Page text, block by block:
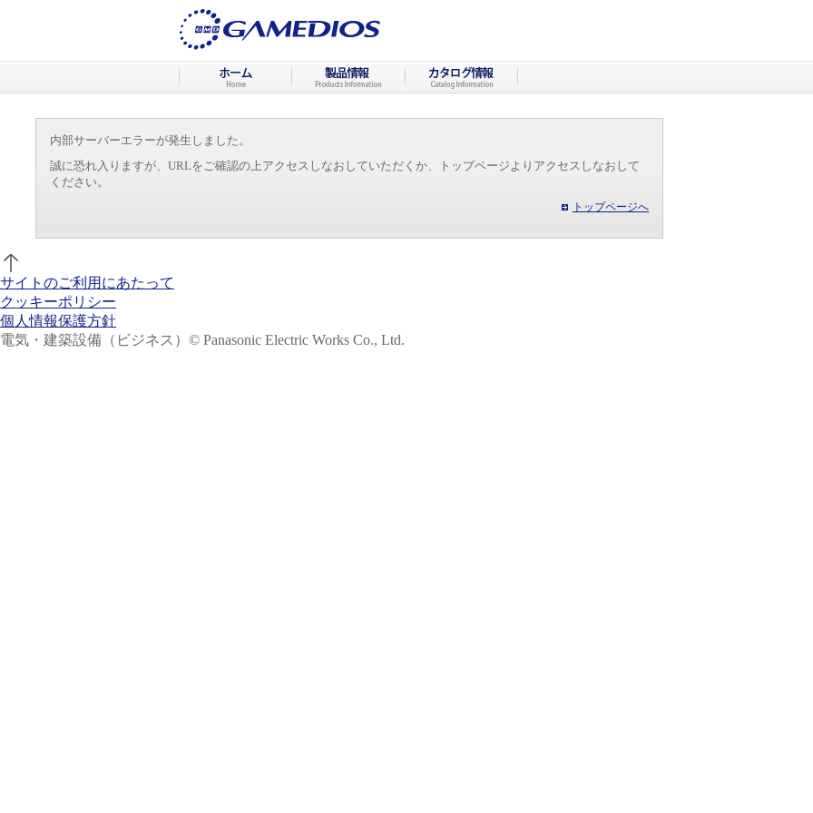
内部サーバーエラーが発生しました。
誠に恐れ入りますが、URLをご確認の上アクセスしなおしていただくか、トップページよりアクセスしなおして
ください。
トップページへ
サイトのご利用にあたって
クッキーポリシー
個人情報保護方針
電気・建築設備（ビジネス） © Panasonic Electric Works Co., Ltd.